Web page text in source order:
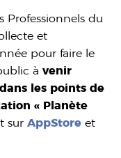
Professionnels du
et
pour faire le
àvenir
les points de
« Planète
surAppStore et